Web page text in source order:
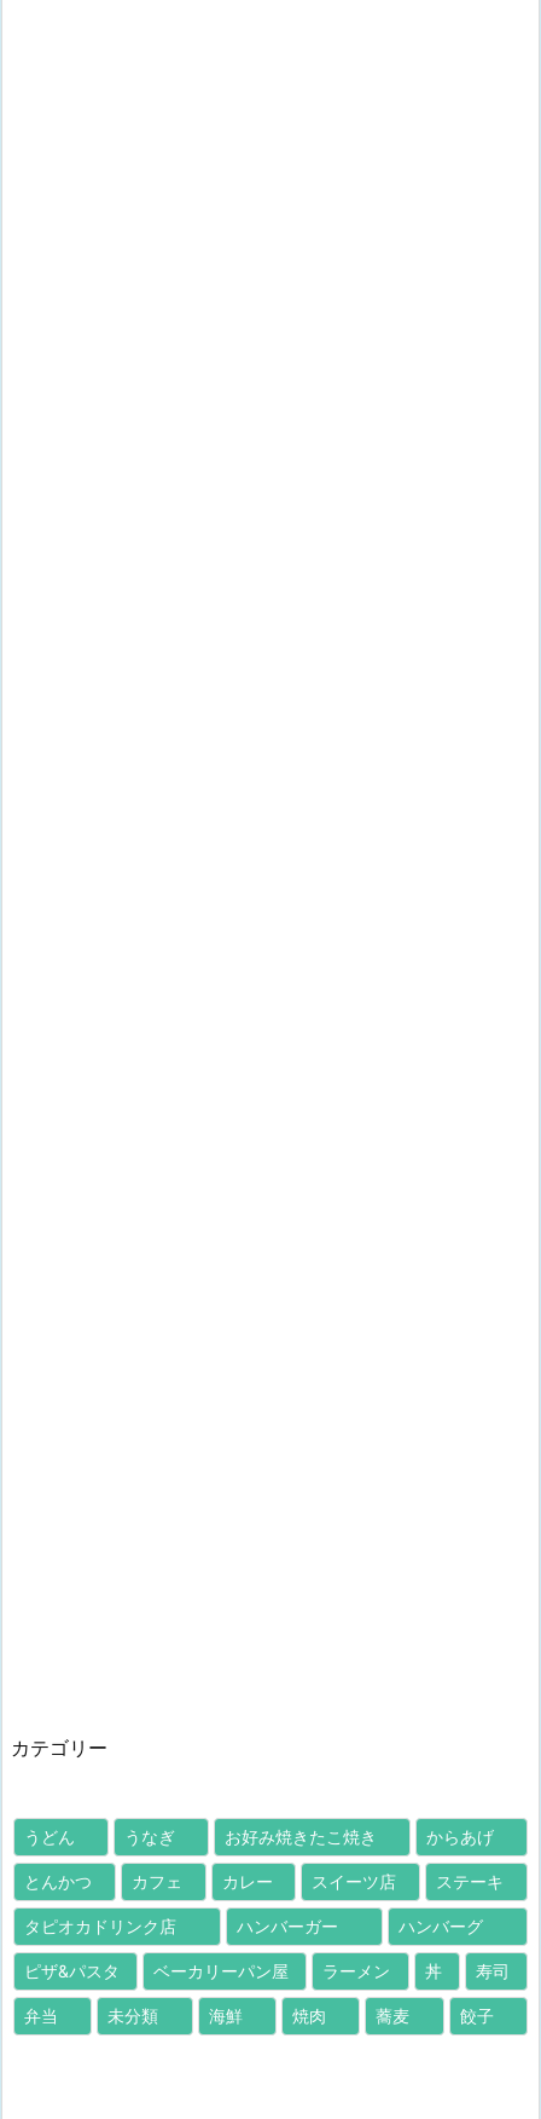
カテゴリー
うどん うなぎ お好み焼きたこ焼き からあげ
とんかつ カフェ カレー スイーツ店 ステーキ
タピオカドリンク店 ハンバーガー ハンバーグ
ピザ&パスタ ベーカリーパン屋 ラーメン 丼 寿司
弁当 未分類 海鮮 焼肉 蕎麦 餃子